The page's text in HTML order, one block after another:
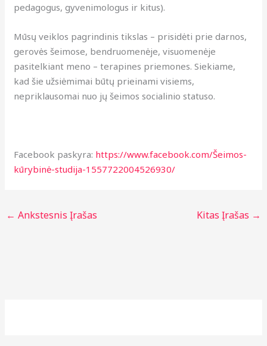
pedagogus, gyvenimologus ir kitus).
Mūsų veiklos pagrindinis tikslas – prisidėti prie darnos,
gerovės šeimose, bendruomenėje, visuomenėje
pasitelkiant meno – terapines priemones. Siekiame,
kad šie užsiėmimai būtų prieinami visiems,
nepriklausomai nuo jų šeimos socialinio statuso.
Facebook paskyra: https://www.facebook.com/Šeimos-
kūrybinė-studija-1557722004526930/
← Ankstesnis Įrašas Kitas Įrašas →